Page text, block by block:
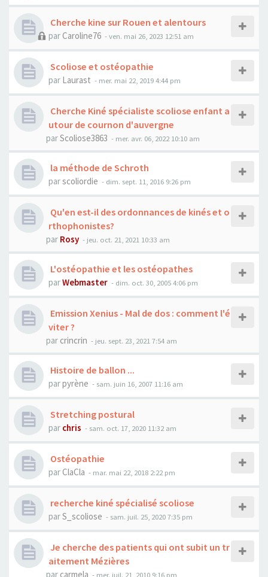
Cherche kine sur Rouen et alentours
par Caroline76 - ven. mai 26, 2023 12:51 am
Scoliose et ostéopathie
par Laurast - mer. mai 22, 2019 4:44 pm
Cherche Kiné spécialiste scoliose enfant a
utour de cournon d'auvergne
parScoliose3863 - mer. avr. 06, 2022 10:10 am
la méthode de Schroth
parscoliordie - dim. sept. 11, 2016 9:26 pm
Qu'en est-il des ordonnances de kinés et o
rthophonistes?
par Rosy - jeu. oct. 21, 2021 10:33 am
L'ostéopathie et les ostéopathes
parWebmaster - dim. oct. 30, 2005 4:06 pm
Emission Xenius - Mal de dos : comment l'é
viter ?
par crincrin - jeu. sept. 23, 2021 7:54 am
Histoire de ballon ...
parpyrène - sam. juin 16, 2007 11:16 am
Stretching postural
par chris - sam. oct. 17, 2020 11:32 am
Ostéopathie
parClaCla - mar. mai 22, 2018 2:22 pm
recherche kiné spécialisé scoliose
parS_scoliose - sam. juil. 25, 2020 7:35 pm
Je cherche des patients qui ont subit un tr
aitement Mézières
par carmela - mer. juil. 21, 2010 9:16 pm